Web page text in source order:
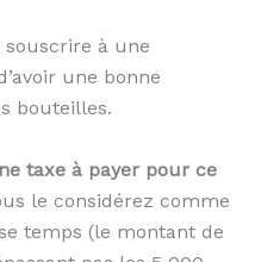
souscrire à une
une bonne
bouteilles.
taxe à payer pour ce
le considérez comme
temps (le montant de